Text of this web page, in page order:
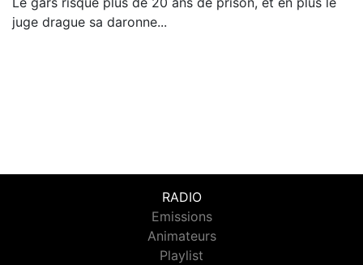
juge drague sa daronne...
RADIO
Emissions
Animateurs
Playlist